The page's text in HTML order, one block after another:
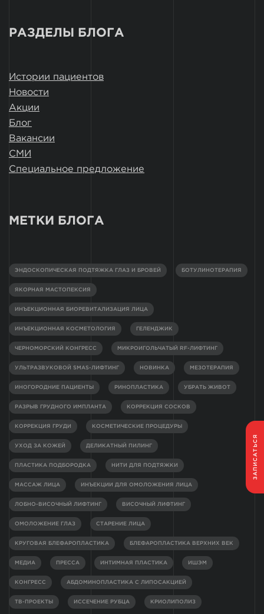
ЗАПИСАТЬСЯ
РАЗДЕЛЫ БЛОГА
Истории пациентов
Новости
Акции
Блог
Вакансии
СМИ
Специальное предложение
МЕТКИ БЛОГА
ЭНДОСКОПИЧЕСКАЯ ПОДТЯЖКА ГЛАЗ И БРОВЕЙ БОТУЛИНОТЕРАПИЯ
ЯКОРНАЯ МАСТОПЕКСИЯ
ИНЪЕКЦИОННАЯ БИОРЕВИТАЛИЗАЦИЯ ЛИЦА
ИНЪЕКЦИОННАЯ КОСМЕТОЛОГИЯ ГЕЛЕНДЖИК
ЧЕРНОМОРСКИЙ КОНГРЕСС МИКРОИГОЛЬЧАТЫЙ RF-ЛИФТИНГ
УЛЬТРАЗВУКОВОЙ SMAS-ЛИФТИНГ НОВИНКА МЕЗОТЕРАПИЯ
ИНОГОРОДНИЕ ПАЦИЕНТЫ РИНОПЛАСТИКА УБРАТЬ ЖИВОТ
РАЗРЫВ ГРУДНОГО ИМПЛАНТА КОРРЕКЦИЯ СОСКОВ
КОРРЕКЦИЯ ГРУДИ КОСМЕТИЧЕСКИЕ ПРОЦЕДУРЫ
УХОД ЗА КОЖЕЙ ДЕЛИКАТНЫЙ ПИЛИНГ
ПЛАСТИКА ПОДБОРОДКА НИТИ ДЛЯ ПОДТЯЖКИ
МАССАЖ ЛИЦА ИНЪЕКЦИИ ДЛЯ ОМОЛОЖЕНИЯ ЛИЦА
ЛОБНО-ВИСОЧНЫЙ ЛИФТИНГ ВИСОЧНЫЙ ЛИФТИНГ
ОМОЛОЖЕНИЕ ГЛАЗ СТАРЕНИЕ ЛИЦА
КРУГОВАЯ БЛЕФАРОПЛАСТИКА БЛЕФАРОПЛАСТИКА ВЕРХНИХ ВЕК
МЕДИА ПРЕССА ИНТИМНАЯ ПЛАСТИКА ИШЭМ
КОНГРЕСС АБДОМИНОПЛАСТИКА С ЛИПОСАКЦИЕЙ
ТВ-ПРОЕКТЫ ИССЕЧЕНИЕ РУБЦА КРИОЛИПОЛИЗ